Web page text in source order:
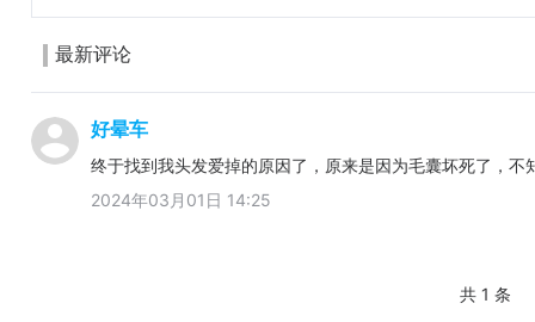
最新评论
好晕车
终于找到我头发爱掉的原因了，原来是因为毛囊坏死了，
2024年03月01日 14:25
共 1 条